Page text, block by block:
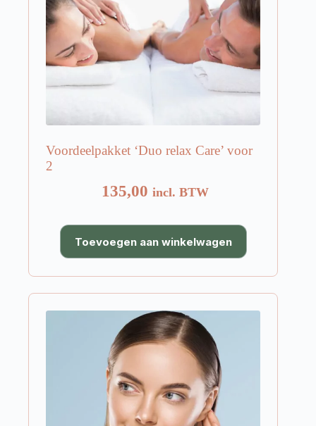
Voordeelpakket ‘Duo relax Care’ voor
2
135,00 incl. BTW
Toevoegen aan winkelwagen